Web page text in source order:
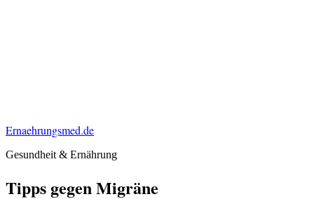
Ernaehrungsmed.de
Gesundheit & Ernährung
Tipps gegen Migräne